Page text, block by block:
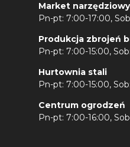
Market narzędziowy
Pn-pt: 7:00-17:00,
Produkcja zbrojeń
Pn-pt: 7:00-15:00,
Hurtownia stali
Pn-pt: 7:00-15:00,
Centrum ogrodzeń
Pn-pt: 7:00-16:00,